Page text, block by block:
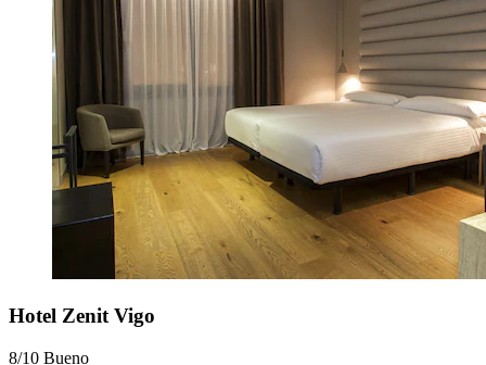
Hotel Zenit Vigo
8/10 Bueno